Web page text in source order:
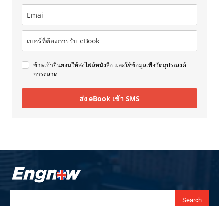
ข้าพเจ้ายินยอมให้ส่งไฟล์หนังสือ และใช้ข้อมูลเพื่อวัตถุประสงค์
การตลาด
ส่ง eBook เข้า SMS
Search